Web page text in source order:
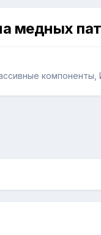
медных
компоненты,